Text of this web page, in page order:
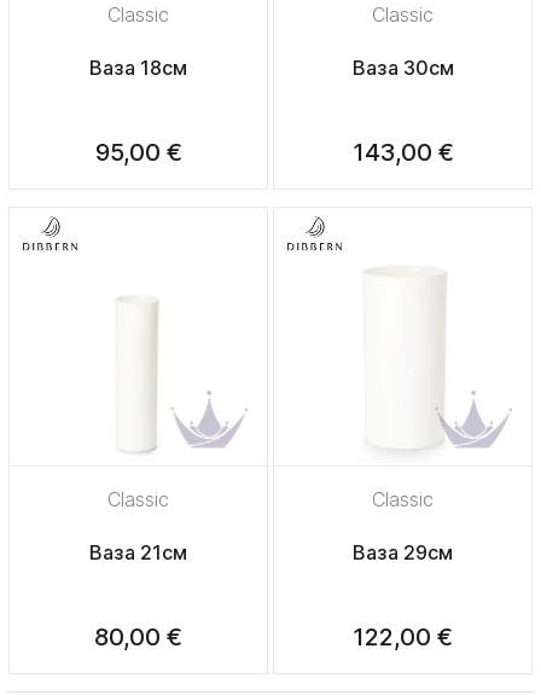
Classic
Ваза 18см
95,00 €
Classic
Ваза 30см
143,00 €
Classic
Ваза 21см
80,00 €
Classic
Ваза 29см
122,00 €